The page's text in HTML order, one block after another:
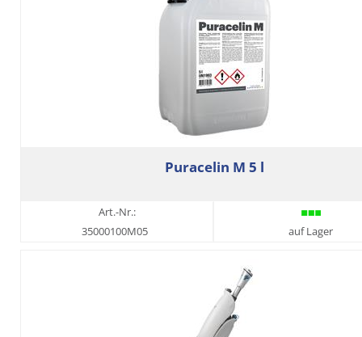
Puracelin M 5 l
Art.-Nr.:
35000100M05
auf Lager